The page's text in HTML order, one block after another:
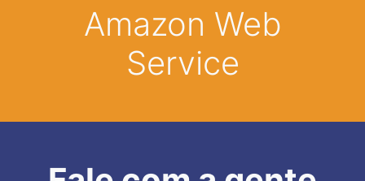
Amazon Web
Service